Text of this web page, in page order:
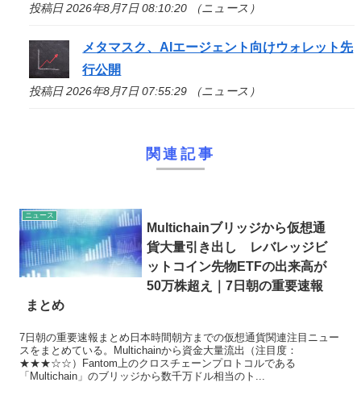
投稿日 2026年8月7日 08:10:20 （ニュース）
メタマスク、AIエージェント向けウォレット先
行公開
投稿日 2026年8月7日 07:55:29 （ニュース）
関連記事
ニュース
Multichainブリッジから仮想通
貨大量引き出し レバレッジビ
ットコイン先物ETFの出来高が
50万株超え｜7日朝の重要速報
まとめ
7日朝の重要速報まとめ日本時間朝方までの仮想通貨関連注目ニュー
スをまとめている。Multichainから資金大量流出（注目度：
★★★☆☆）Fantom上のクロスチェーンプロトコルである
「Multichain」のブリッジから数千万ドル相当のト...